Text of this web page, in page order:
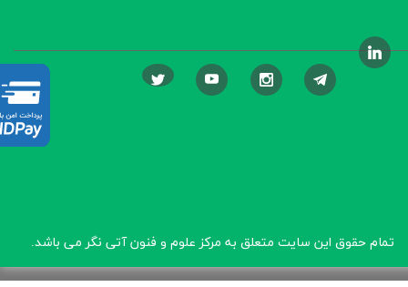
تمام حقوق این سایت متعلق به مرکز علوم و فنون آتی نگر می باشد.